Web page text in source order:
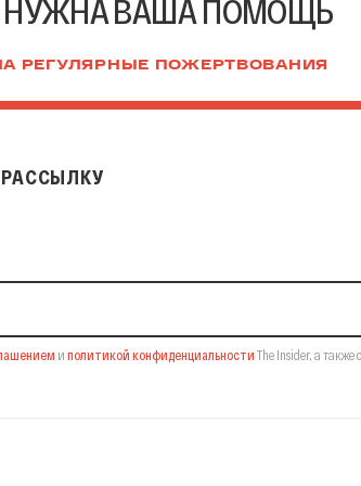
НУЖНА ВАША ПОМОЩЬ
РЕГУЛЯРНЫЕ ПОЖЕРТВОВАНИЯ
и политикой конфиденциальности The Insider, а также